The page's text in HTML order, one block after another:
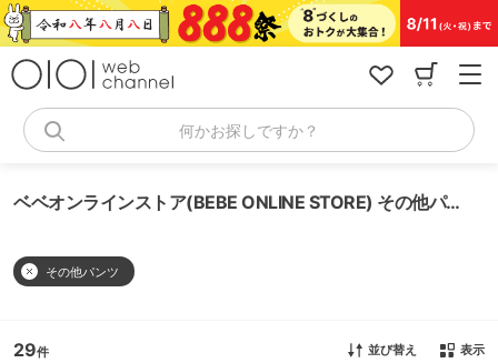
コ
ン
何かお探しですか？
ベベオンラインストア(BEBE ONLINE STORE) その他パンツ
その他パンツ
29 並び替え 表示